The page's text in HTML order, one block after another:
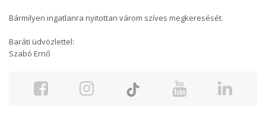
Bármilyen ingatlanra nyitottan várom szíves megkeresését.
Baráti üdvözlettel:
Szabó Ernő